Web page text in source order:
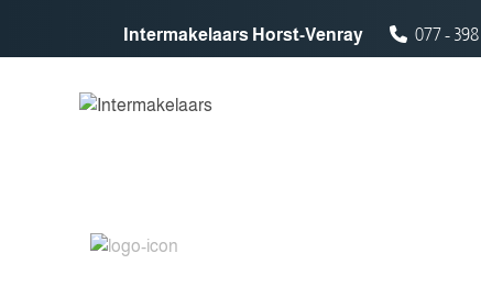
Intermakelaars Horst-Venray
077 -